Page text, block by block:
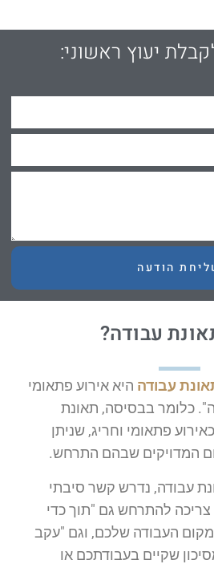
יעוץ ראשוני:
הודעה
עבודה?
עבודה היא אירוע פתאומי
כלומר בבסיסה, תאונת
פתאומי וחריג, שניתן
המדויקים שבהם התרחש.
עבודה, נדרש קשר סיבתי
צריכה להתרחש גם "תוך כדי
העבודה שלכם, וגם "עקב
שקיים בעבודתכם או